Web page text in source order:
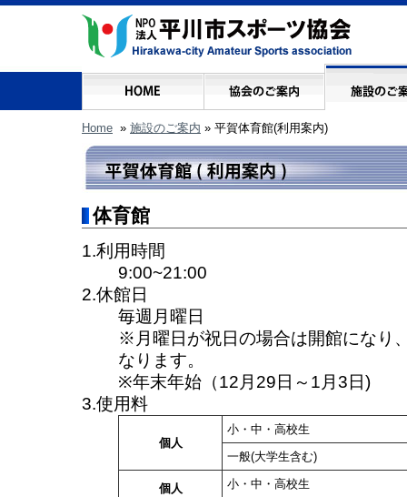
Home » 施設のご案内 » 平賀体育館(利用案内)
体育館
1.利用時間
9:00~21:00
2.休館日
毎週月曜日
※月曜日が祝日の場合は開館になり
なります。
※年末年始（12月29日～1月3日)
3.使用料
個人
小・中・高校生
一般(大学生含む)
個人
小・中・高校生